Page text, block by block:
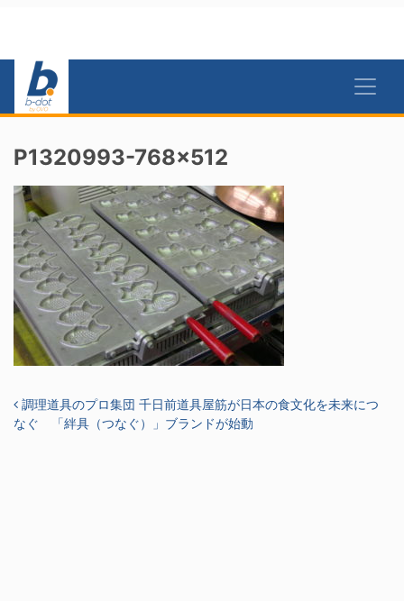
P1320993-768×512
投稿ナビゲーション
調理道具のプロ集団 千日前道具屋筋が日本の食文化を未来につ
なぐ 「絆具（つなぐ）」ブランドが始動